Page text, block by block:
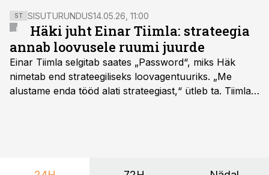
ST SISUTURUNDUS14.05.26, 11:00
Häki juht Einar Tiimla: strateegia
annab loovusele ruumi juurde
Einar Tiimla selgitab saates „Password“, miks Häk
nimetab end strateegiliseks loovagentuuriks. „Me
alustame enda tööd alati strateegiast,“ ütleb ta. Tiimla